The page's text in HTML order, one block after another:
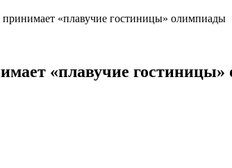
принимает «плавучие гостиницы» олимпиады
«плавучие